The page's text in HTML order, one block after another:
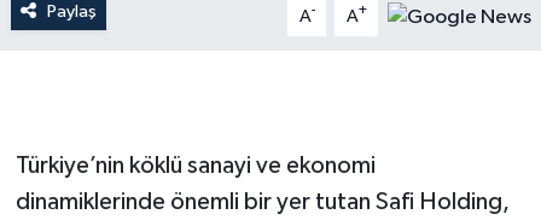
Paylaş A- A+
Türkiye’nin köklü sanayi ve ekonomi
dinamiklerinde önemli bir yer tutan Safi Holding,